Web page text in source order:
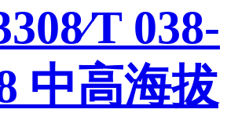
038-
中高海拔